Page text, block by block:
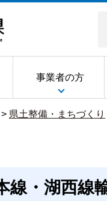
事業者の方
> 県土整備・まちづくり
線・湖西線